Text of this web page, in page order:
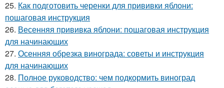
25. Как подготовить черенки для прививки яблони:
пошаговая инструкция
26. Весенняя прививка яблони: пошаговая инструкция
для начинающих
27. Осенняя обрезка винограда: советы и инструкция
для начинающих
28. Полное руководство: чем подкормить виноград